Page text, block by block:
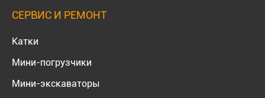
СЕРВИС И РЕМОНТ
Катки
Мини-погрузчики
Мини-экскаваторы